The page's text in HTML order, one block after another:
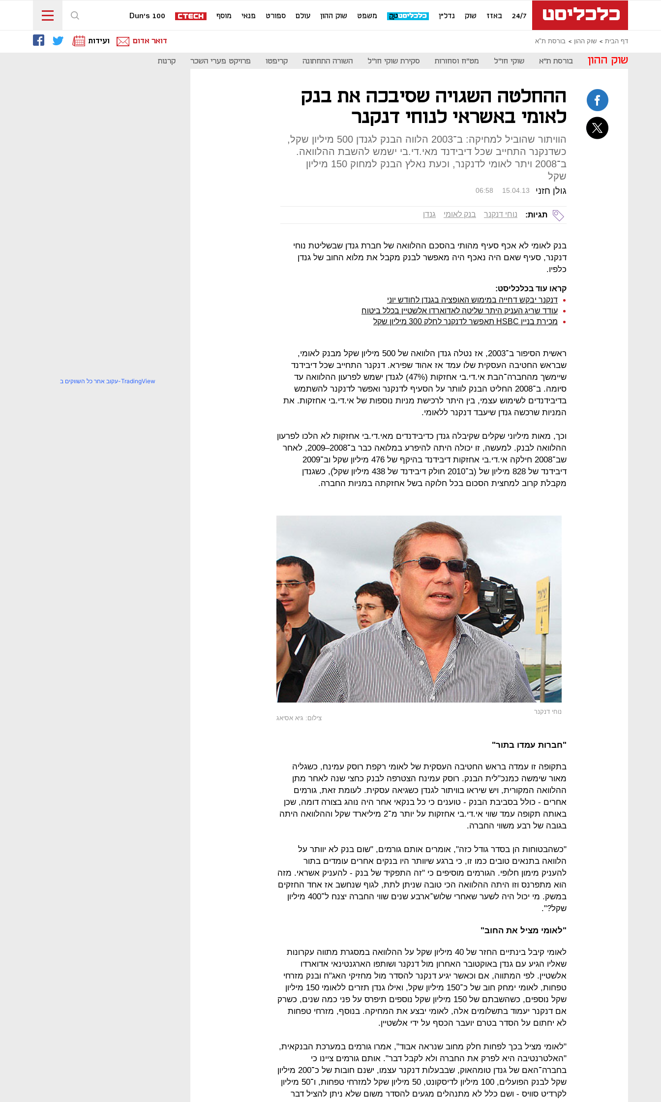
24/7 באזז שוק נדל"ן משפט שוק ההון עולם ספורט פנאי מוסף Dun's 100
דף הבית שוק ההון בורסת ת"א דואר אדום ועידות
שוק ההון בורסת ת"א שוקי חו"ל מט"ח וסחורות סקירת שוקי חו"ל השורה התחתונה קריפטו פרויקט פערי השכר קרנות
ההחלטה השגויה שסיבכה את בנק
לאומי באשראי לנוחי דנקנר
הוויתור שהוביל למחיקה: ב־2003 הלווה הבנק לגנדן 500 מיליון שקל,
כשדנקנר התחייב שכל דיבידנד מאי.די.בי ישמש להשבת ההלוואה.
ב־2008 ויתר לאומי לדנקנר, וכעת נאלץ הבנק למחוק 150 מיליון
שקל
גולן חזני 06:58 15.04.13
תגיות: נוחי דנקנר בנק לאומי גנדן
בנק לאומי לא אכף סעיף מהותי בהסכם ההלוואה של חברת גנדן שבשליטת נוחי
דנקנר, סעיף שאם היה נאכף היה מאפשר לבנק מקבל את מלוא החוב של גנדן
כלפיו.
קראו עוד בכלכליסט:
דנקנר יבקש דחייה במימוש האופציה בגנדן לחודש יוני
עודד שריג העניק היתר שליטה לאדוארדו אלשטיין בכלל ביטוח
מכירת בניין HSBC תאפשר לדנקנר לחלק 300 מיליון שקל
ראשית הסיפור ב־2003, אז נטלה גנדן הלוואה של 500 מיליון שקל מבנק לאומי,
שבראש החטיבה העסקית שלו עמד אז אהוד שפירא. דנקנר התחייב שכל דיבידנד
שיימשך מהחברה־הבת אי.די.בי אחזקות (47%) לגנדן ישמש לפרעון ההלוואה עד
סיומה. ב־2008 החליט הבנק לוותר על הסעיף לדנקנר ואפשר לדנקנר להשתמש
בדיבידנדים לשימוש עצמי, בין היתר לרכישת מניות נוספות של אי.די.בי אחזקות. את
המניות שרכשה גנדן שיעבד דנקנר ללאומי.
וכך, מאות מיליוני שקלים שקיבלה גנדן כדיבידנדים מאי.די.בי אחזקות לא הלכו לפרעון
ההלוואה לבנק. למעשה, זו יכולה היתה להיפרע במלואה כבר ב־2008–2009, לאחר
שב־2008 חילקה אי.די.בי אחזקות דיבידנד בהיקף של 476 מיליון שקל וב־2009
דיבידנד של 828 מיליון של (ב־2010 חולק דיבידנד של 438 מיליון שקל), כשגנדן
מקבלת קרוב למחצית הסכום בכל חלוקה בשל אחזקתה במניות החברה.
נוחי דנקנר
צילום: גיא אסיאג
"חברות עמדו בתור"
בתקופה זו עמדה בראש החטיבה העסקית של לאומי רקפת רוסק עמינח, כשגליה
מאור שימשה כמנכ"לית הבנק. רוסק עמינח הצטרפה לבנק כחצי שנה לאחר מתן
ההלוואה המקורית, ויש שיראו בוויתור לגנדן כשגיאה עסקית. לעומת זאת, גורמים
אחרים - כולל בסביבת הבנק - טוענים כי כל בנקאי אחר היה נוהג בצורה דומה, שכן
באותה תקופה עמד שווי אי.די.בי אחזקות על יותר מ־2 מיליארד שקל וההלוואה היתה
בגובה של רבע משווי החברה.
"כשהבטוחות הן בסדר גודל כזה", אומרים אותם גורמים, "שום בנק לא יוותר על
הלוואה בתנאים טובים כמו זו, כי ברגע שיוותר היו בנקים אחרים עומדים בתור
להעניק מימון חלופי. הגורמים מוסיפים כי "זה התפקיד של בנק - להעניק אשראי. מזה
הוא מתפרנס וזו היתה ההלוואה הכי טובה שניתן לתת, לגוף שנחשב אז אחד החזקים
במשק. מי יכול היה לשער שאחרי שלוש־ארבע שנים שווי החברה יצנח ל־400 מיליון
שקל?".
"לאומי מציל את החוב"
לאומי קיבל בינתיים החזר של 40 מיליון שקל על ההלוואה במסגרת מתווה עקרונות
שאליו הגיע עם גנדן באוקטובר האחרון מול דנקנר ושותפו הארגנטינאי אדוארדו
אלשטיין. לפי המתווה, אם וכאשר יגיע דנקנר להסדר מול מחזיקי האג"ח ובנק מזרחי
טפחות, לאומי ימחק חוב של כ־150 מיליון שקל, ואילו גנדן תזרים ללאומי 150 מיליון
שקל נוספים, כשהשבתם של 150 מיליון שקל נוספים תיפרס על פני כמה שנים, כשרק
אם דנקנר יעמוד בתשלומים אלה, לאומי יבצע את המחיקה. בנוסף, מזרחי טפחות
לא יחתום על הסדר בטרם יועבר הכסף על ידי אלשטיין.
"לאומי מציל בכך לפחות חלק מחוב שנראה אבוד", אמרו גורמים במערכת הבנקאית,
"האלטרנטיבה היא לפרק את החברה ולא לקבל דבר". אותם גורמים ציינו כי
בחברה־האם של גנדן טומהאוק, שבבעלות דנקנר עצמו, ישנם חובות של כ־200 מיליון
שקל לבנק הפועלים, 100 מיליון לדיסקונט, 50 מיליון שקל למזרחי טפחות, ו־50 מיליון
לקרדיט סוויס - ושם כלל לא מתנהלים מגעים להסדר משום שלא ניתן להציל דבר
עקוב אחר כל השווקים ב-TradingView